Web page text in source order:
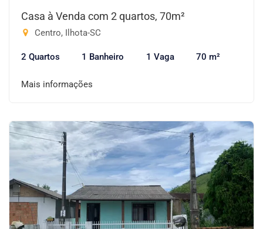
Casa à Venda com 2 quartos, 70m²
Centro, Ilhota-SC
2 Quartos 1 Banheiro 1 Vaga 70 m²
Mais informações